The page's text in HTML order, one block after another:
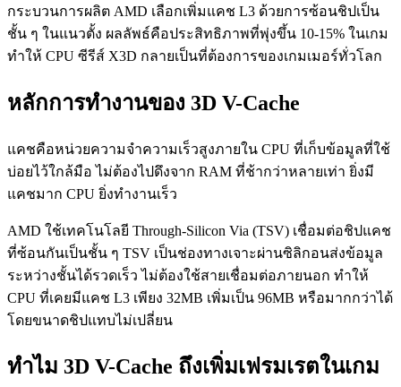
กระบวนการผลิต AMD เลือกเพิ่มแคช L3 ด้วยการซ้อนชิปเป็น
ชั้น ๆ ในแนวตั้ง ผลลัพธ์คือประสิทธิภาพที่พุ่งขึ้น 10-15% ในเกม
ทำให้ CPU ซีรีส์ X3D กลายเป็นที่ต้องการของเกมเมอร์ทั่วโลก
หลักการทำงานของ 3D V-Cache
แคชคือหน่วยความจำความเร็วสูงภายใน CPU ที่เก็บข้อมูลที่ใช้
บ่อยไว้ใกล้มือ ไม่ต้องไปดึงจาก RAM ที่ช้ากว่าหลายเท่า ยิ่งมี
แคชมาก CPU ยิ่งทำงานเร็ว
AMD ใช้เทคโนโลยี Through-Silicon Via (TSV) เชื่อมต่อชิปแคช
ที่ซ้อนกันเป็นชั้น ๆ TSV เป็นช่องทางเจาะผ่านซิลิกอนส่งข้อมูล
ระหว่างชั้นได้รวดเร็ว ไม่ต้องใช้สายเชื่อมต่อภายนอก ทำให้
CPU ที่เคยมีแคช L3 เพียง 32MB เพิ่มเป็น 96MB หรือมากกว่าได้
โดยขนาดชิปแทบไม่เปลี่ยน
ทำไม 3D V-Cache ถึงเพิ่มเฟรมเรตในเกม